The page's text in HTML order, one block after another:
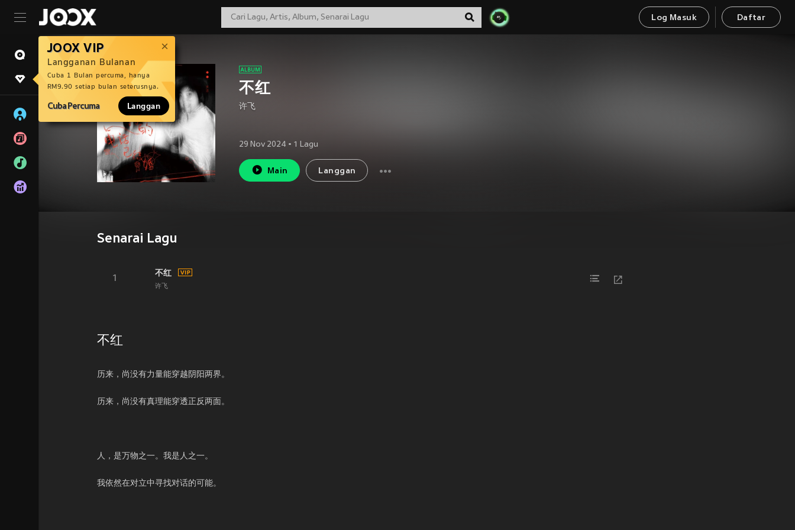
Log Masuk Daftar
JOOX VIP
Langganan Bulanan
Cuba 1 Bulan percuma, hanya
RM9.90 setiap bulan seterusnya.
Cuba Percuma Langgan
不红
许飞
29 Nov 2024 • 1 Lagu
Main Langgan
Senarai Lagu
1
不红
许飞
不红
历来，尚没有力量能穿越阴阳两界。
历来，尚没有真理能穿透正反两面。
人，是万物之一。我是人之一。
我依然在对立中寻找对话的可能。